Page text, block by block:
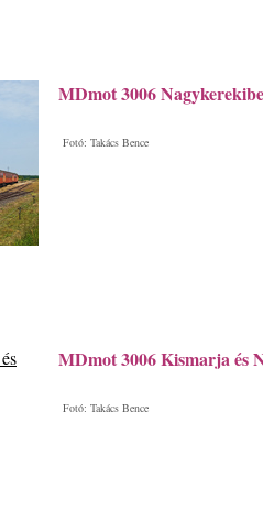
MDmot 3006
Fotó: Takács Bence
MDmot 3006 Kismarja és
Fotó: Takács Bence